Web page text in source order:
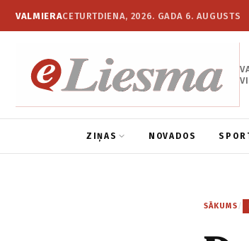
VALMIERACETURTDIENA, 2026. GADA 6. AUGUSTS
ZIŅAS NOVADOS
SĀKUMS /